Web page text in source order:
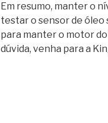
Em resumo, manter o
testar o sensor de
para manter o motor
dúvida, venha para a